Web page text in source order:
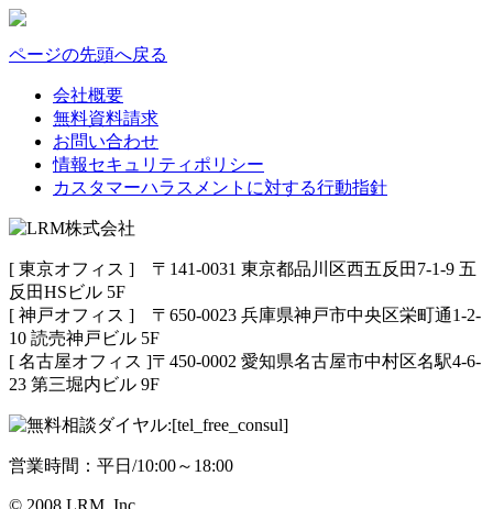
ページの先頭へ戻る
会社概要
無料資料請求
お問い合わせ
情報セキュリティポリシー
カスタマーハラスメントに対する行動指針
[ 東京オフィス ] 〒141-0031 東京都品川区西五反田7-1-9 五
反田HSビル 5F
[ 神戸オフィス ] 〒650-0023 兵庫県神戸市中央区栄町通1-2-
10 読売神戸ビル 5F
[ 名古屋オフィス ]〒450-0002 愛知県名古屋市中村区名駅4-6-
23 第三堀内ビル 9F
営業時間：平日/10:00～18:00